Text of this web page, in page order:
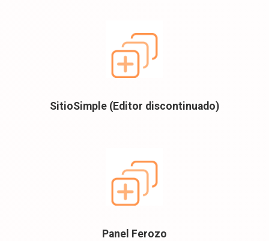
SitioSimple (Editor discontinuado)
Panel Ferozo